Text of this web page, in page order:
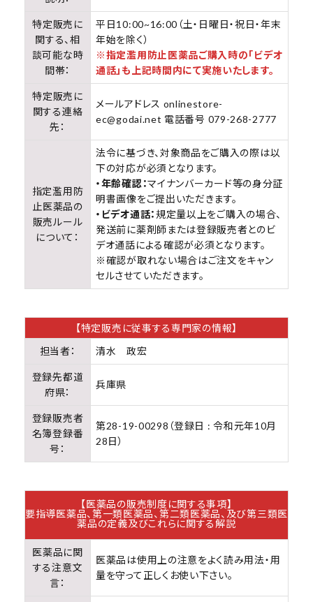
特定販売に
関する、相
談可能な時
間帯：
平日10:00~16:00（土・日曜日・祝日・年末
年始を除く）
※指定濫用防止医薬品ご購入時の「ビデオ
通話」も上記時間内にて実施いたします。
特定販売に
関する連絡
先：
メールアドレス onlinestore-
ec@godai.net 電話番号 079-268-2777
指定濫用防
止医薬品の
販売ルール
について：
法令に基づき、対象商品をご購入の際は以
下の対応が必須となります。
・年齢確認：マイナンバーカード等の身分証
明書画像をご提出いただきます。
・ビデオ通話：規定量以上をご購入の場合、
発送前に薬剤師または登録販売者とのビ
デオ通話による確認が必須となります。
※確認が取れない場合はご注文をキャン
セルさせていただきます。
【特定販売に従事する専門家の情報】
担当者：
清水 政宏
登録先都道
府県：
兵庫県
登録販売者
名簿登録番
号：
第28-19-00298（登録日 : 令和元年10月
28日）
【医薬品の販売制度に関する事項】
要指導医薬品、第一類医薬品、第二類医薬品、及び第三類医
薬品の定義及びこれらに関する解説
医薬品に関
する注意文
言：
医薬品は使用上の注意をよく読み用法・用
量を守って正しくお使い下さい。